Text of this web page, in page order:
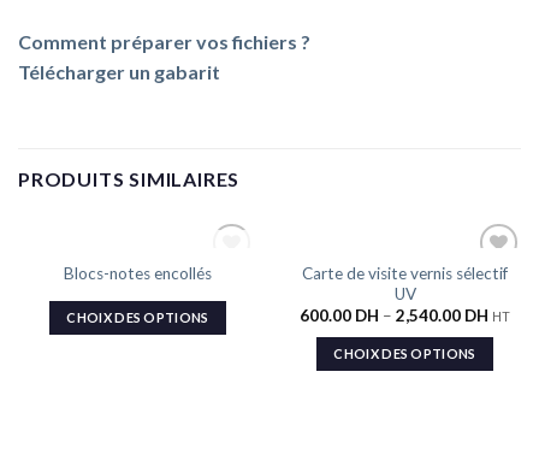
Comment préparer vos fichiers ?
Télécharger un gabarit
PRODUITS SIMILAIRES
Ajouter
RUPTURE DE STOCK
Blocs-notes encollés
CHOIX DES OPTIONS
Ajouter
de
Carte de visite vernis sélectif
UV
600.00 DH – 2,540.00 DH HT
CHOIX DES OPTIONS